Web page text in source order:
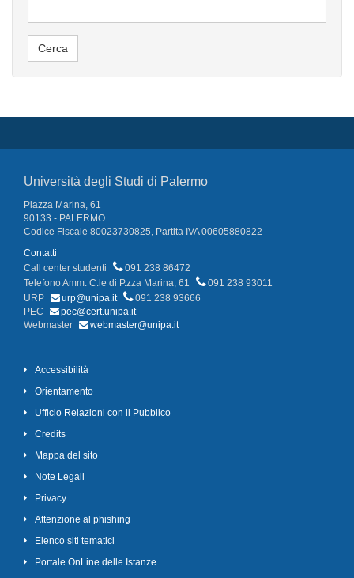
Università degli Studi di Palermo
Piazza Marina, 61
90133 - PALERMO
Codice Fiscale 80023730825, Partita IVA 00605880822
Contatti
Call center studenti
091 238 86472
Telefono Amm. C.le di P.zza Marina, 61
091 238 93011
URP
urp@unipa.it
091 238 93666
PEC
pec@cert.unipa.it
Webmaster
webmaster@unipa.it
Accessibilità
Orientamento
Ufficio Relazioni con il Pubblico
Credits
Mappa del sito
Note Legali
Privacy
Attenzione al phishing
Elenco siti tematici
Portale OnLine delle Istanze